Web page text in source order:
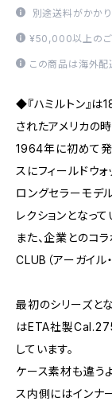
別途送料がかかり
¥50,000以上のご
この商品は海外配
◆『ハミルトン』は
されたアメリカの
1964年に初めて
スにフィールドウ
ロングセラーモデ
レクションとなって
また、企業とのコ
CLUB（アーガイル
最初のシリーズと
はETA社製
しています。
ケース素材も違う
ス内側にはインナ